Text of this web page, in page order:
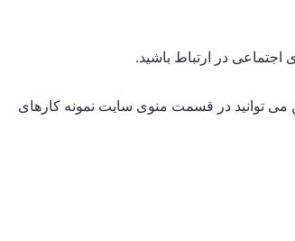
در ارتباط باشید.
می توانید در قسمت منوی سایت نمونه کارهای